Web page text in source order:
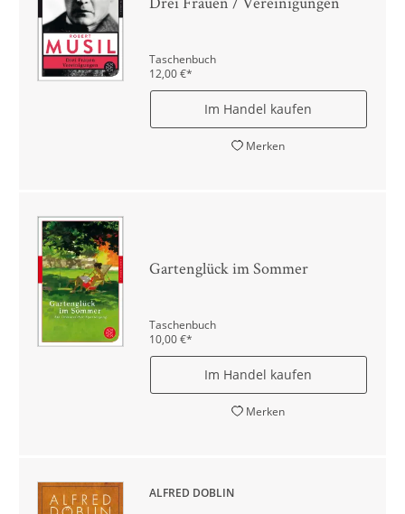
Taschenbuch
12,00€*
Im Handel kaufen
Merken
Gartenglück im Sommer
Taschenbuch
10,00€*
Im Handel kaufen
Merken
ALFRED DÖBLIN